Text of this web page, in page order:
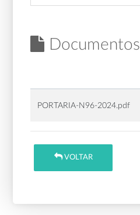
Documentos
PORTARIA-N96-2024.pdf
VOLTAR